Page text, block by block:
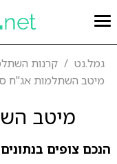
גמל.נט קרנות
מיטב השתלמות אג"ח
מיטב
הנכם צופים